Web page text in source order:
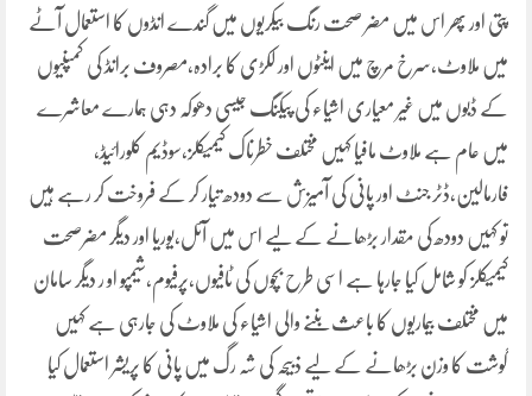
پتی اور پھر اس میں مضر صحت رنگ بیکریوں میں گندے انڈوں کا استعمال آٹے
میں ملاوٹ،سرخ مرچ میں اینٹوں اور لکڑی کا برادہ،مصروف برانڈ کی کمپنیوں
کے ڈبوں میں غیر معیاری اشیاء کی پیکنگ جیسی دھوکہ دہی ہمارے معاشرے
میں عام ہے ملاوٹ مافیا کہیں مختلف خطرناک کیمیکلز،سوڈیم کلورائیڈ،
فارمالین،ڈٹر جنٹ اور پانی کی آمیزش سے دودھ تیار کر کے فروخت کر رہے ہیں
تو کہیں دودھ کی مقدار بڑھانے کے لیے اس میں آئل،یوریا اور دیگر مضرصحت
کیمیکلز کو شامل کیا جارہا ہے اسی طرح بچوں کی ٹافیوں،پرفیوم،شیمپو او ر دیگر سامان
میں مختلف بیماریوں کا باعث بننے والی اشیاء کی ملاوٹ کی جارہی ہے کہیں
گوشت کا وزن بڑھانے کے لیے ذبیحہ کی شہ رگ میں پانی کا پریشر استعمال کیا